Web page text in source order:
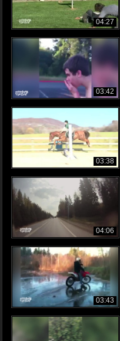
04:27
03:42
03:38
04:06
03:43